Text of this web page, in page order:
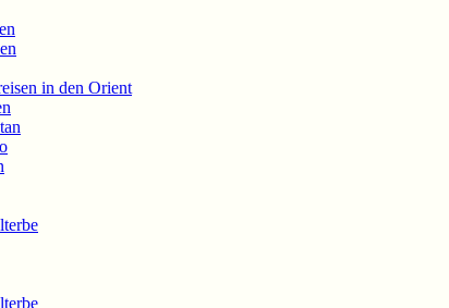
in den Orient